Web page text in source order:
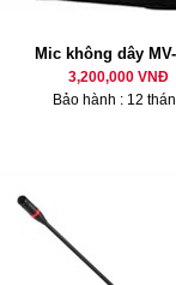
Mic không dây
3,200,000 VNĐ
Bảo hành : 12